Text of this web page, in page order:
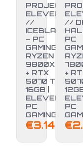
PROJECT
ELEVEN
//
ICEBLADE
– PC
GAMING
RYZEN 7
9800X3D
+ RTX
5070 TI
16GB |
ELEVEN
PC
GAMING
€3.149,00
//
PC
+
12GB
PC
€